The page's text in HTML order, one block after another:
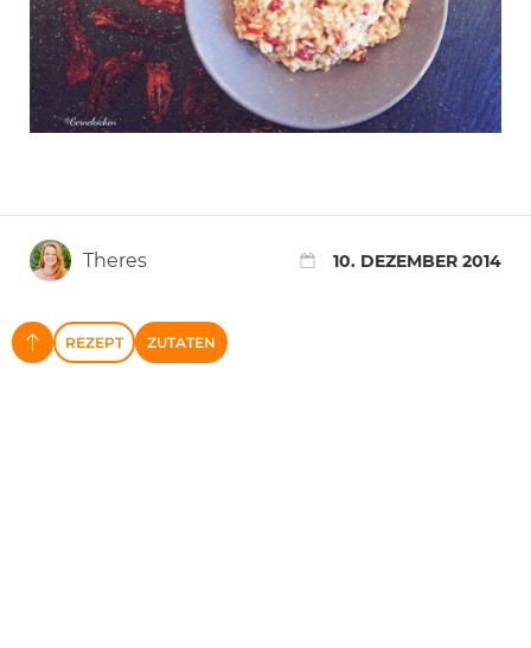
Theres 10. DEZEMBER 2014
NACH OBEN
REZEPT ZUTATEN